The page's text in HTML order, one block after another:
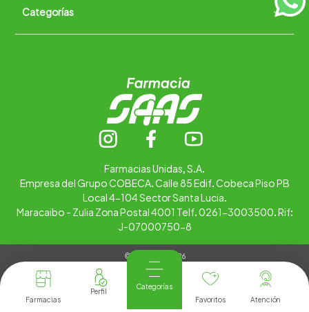
Farmacias
Categorías
Favoritos
Atención
Quiénes somos
Trabaja con nosotros
Categorías +
Farmacias Unidas, S.A.
Empresa del Grupo COBECA. Calle 85 Edif. Cobeca Piso PB
Local 4-104 Sector Santa Lucia.
Maracaibo - Zulia Zona Postal 4001 Telf. 0261-3003500. Rif:
J-07000750-8
© Copyright 2026
Tienda Virtual desarrollada por
Tecnología